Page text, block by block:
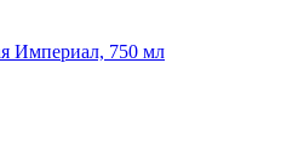
Империал, 750 мл